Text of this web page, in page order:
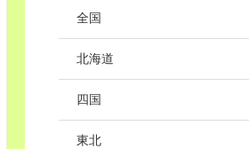
全国
北海道
四国
東北